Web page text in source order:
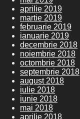
aprilie 2019
martie 2019
februarie 2019
ianuarie 2019
decembrie 2018
noiembrie 2018
octombrie 2018
septembrie 2018
august 2018
iulie 2018
iunie 2018
mai 2018
aprilie 2018